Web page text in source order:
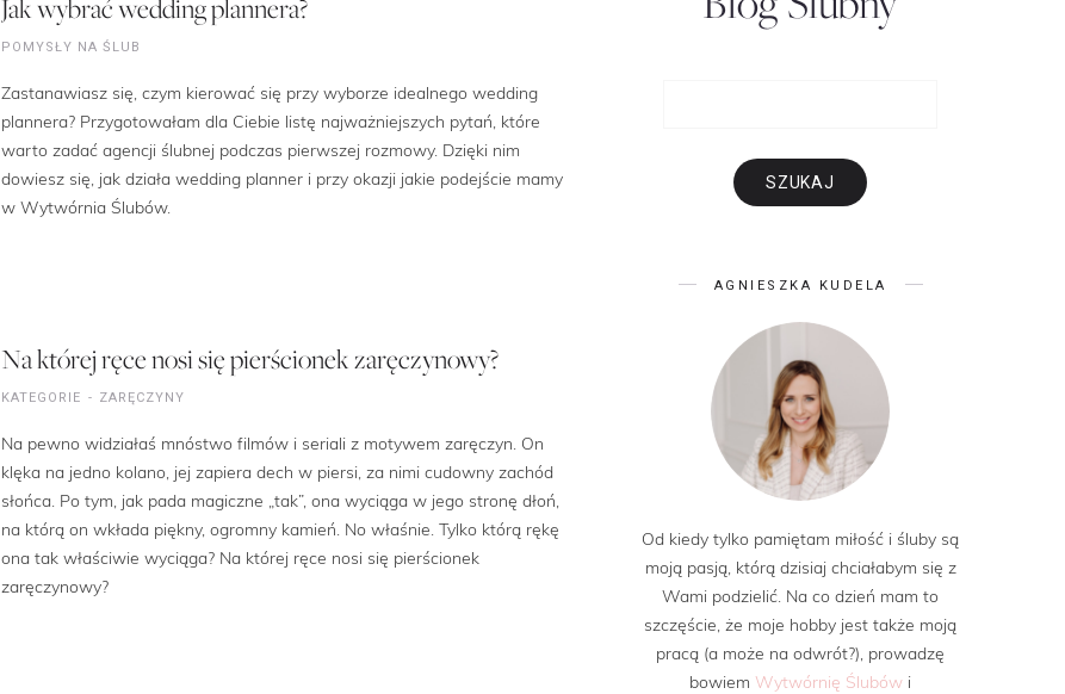
Jak wybrać wedding plannera?
POMYSŁY NA ŚLUB
Zastanawiasz się, czym kierować się przy wyborze idealnego wedding
plannera? Przygotowałam dla Ciebie listę najważniejszych pytań, które
warto zadać agencji ślubnej podczas pierwszej rozmowy. Dzięki nim
dowiesz się, jak działa wedding planner i przy okazji jakie podejście mamy
w Wytwórnia Ślubów.
Na której ręce nosi się pierścionek zaręczynowy?
KATEGORIE ZARĘCZYNY
Na pewno widziałaś mnóstwo filmów i seriali z motywem zaręczyn. On
klęka na jedno kolano, jej zapiera dech w piersi, za nimi cudowny zachód
słońca. Po tym, jak pada magiczne „tak”, ona wyciąga w jego stronę dłoń,
na którą on wkłada piękny, ogromny kamień. No właśnie. Tylko którą rękę
ona tak właściwie wyciąga? Na której ręce nosi się pierścionek
zaręczynowy?
AGNIESZKA KUDELA
Od kiedy tylko pamiętam miłość i śluby są
moją pasją, którą dzisiaj chciałabym się z
Wami podzielić. Na co dzień mam to
szczęście, że moje hobby jest także moją
pracą (a może na odwrót?), prowadzę
bowiem Wytwórnię Ślubów i